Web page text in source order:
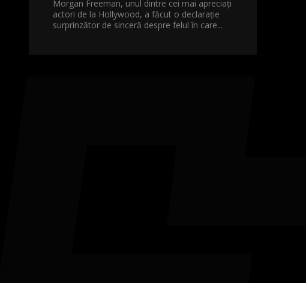
Morgan Freeman, unul dintre cei mai apreciați
actori de la Hollywood, a făcut o declarație
surprinzător de sinceră despre felul în care...